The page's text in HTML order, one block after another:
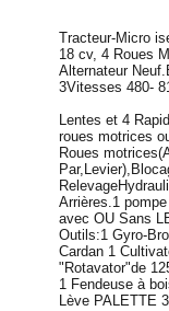
Tracteur-Micro
18 cv, 4 Roues
Alternateur
3Vitesses 480-
Lentes et 4
roues motrices
Roues
Arrières.1
avec OU Sans
Outils:1 Gyro-
Cardan 1
"Rotavator"de
1 Fendeuse à
Lève PALETTE